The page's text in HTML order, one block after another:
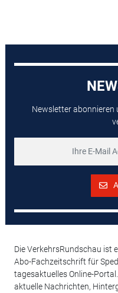
Newsletter abonnieren
Die VerkehrsRundschau ist
Abo-Fachzeitschrift für
tagesaktuelles Online-
aktuelle Nachrichten,